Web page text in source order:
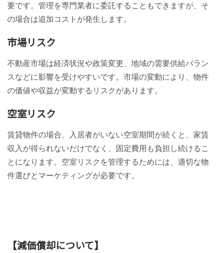
要です。管理を専門業者に委託することもできますが、そ
の場合は追加コストが発生します。
市場リスク
不動産市場は経済状況や政策変更、地域の需要供給バラン
スなどに影響を受けやすいです。市場の変動により、物件
の価値や収益が変動するリスクがあります。
空室リスク
賃貸物件の場合、入居者がいない空室期間が続くと、家賃
収入が得られないだけでなく、固定費用も負担し続けるこ
とになります。空室リスクを管理するためには、適切な物
件選びとマーケティングが必要です。
【減価償却について】